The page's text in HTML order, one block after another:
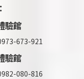
驗館
673-921
驗館
080-816